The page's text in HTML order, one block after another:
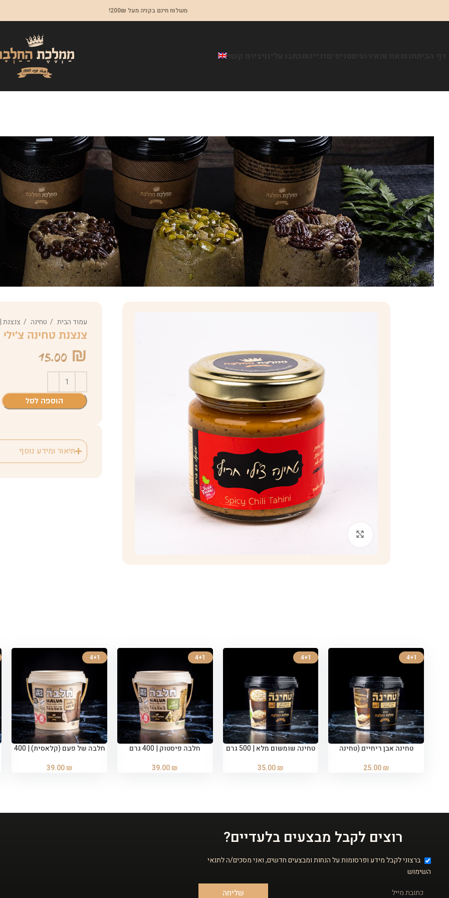
משלוח חינם בקניה מעל 200₪!
עמוד הבית טחינה צנצנת | 85 גרם
צנצנת טחינה צ'ילי
15.00 ₪
הוספה לסל
תיאור ומידע נוסף
4+1
הוספה לסל
טחינה אבן ריחיים (טחינה
25.00₪
4+1
הוספה לסל
טחינה שומשום מלא | 500 גרם
35.00₪
4+1
הוספה לסל
חלבה פיסטוק | 400 גרם
39.00₪
4+1
הוספה לסל
חלבה של פעם (קלאסית) | 400
39.00₪
רוצים לקבל מבצעים בלעדיים?
ברצוני לקבל מידע ופרסומות על הנחות ומבצעים חדשים, ואני מסכים/ה לתנאי
השימוש
שליחה